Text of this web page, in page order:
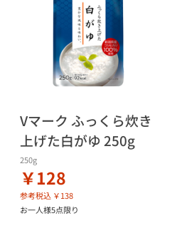
Vマーク ふっくら炊き
上げた白がゆ 250g
250g
￥128
参考税込 ￥138
お一人様5点限り